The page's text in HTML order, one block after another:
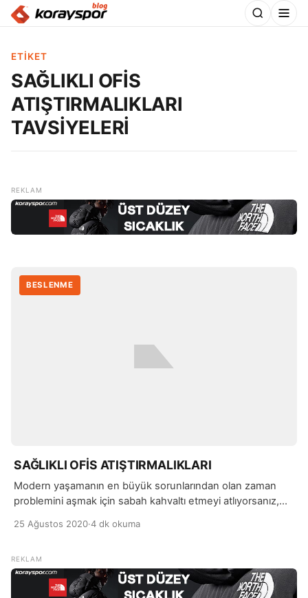
ETIKET
SAĞLIKLI OFİS
ATIŞTIRMALIKLARI
TAVSİYELERİ
BESLENME
SAĞLIKLI OFİS ATIŞTIRMALIKLARI
Modern yaşamanın en büyük sorunlarından olan zaman
problemini aşmak için sabah kahvaltı etmeyi atlıyorsanız,
etmenizi gerektirebilir. Gün içerisinde çalışırken gelen ani
açlığımızı ihmal edebiliyoruz.
25 Ağustos 2020·4 dk okuma